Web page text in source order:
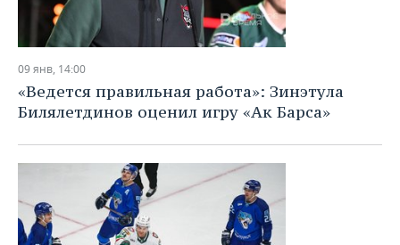
09 янв, 14:00
«Ведется правильная работа»: Зинэтула
Билялетдинов оценил игру «Ак Барса»